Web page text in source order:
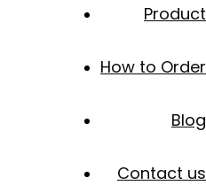
Product
How to Order
Blog
Contact us